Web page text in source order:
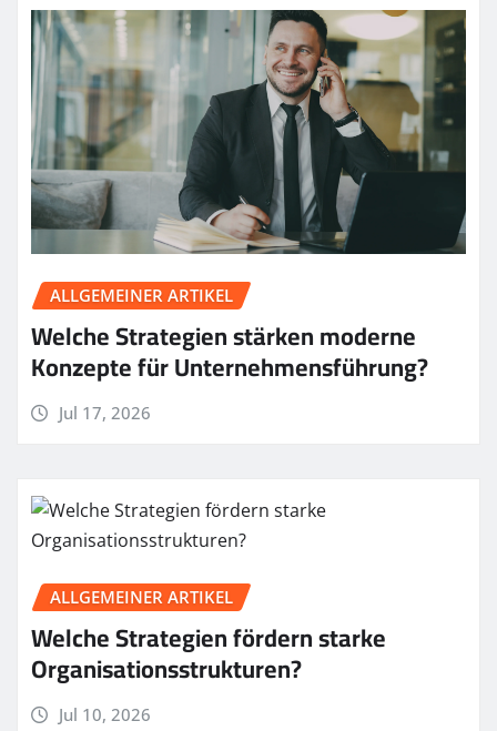
ALLGEMEINER ARTIKEL
Welche Strategien stärken moderne
Konzepte für Unternehmensführung?
Jul 17, 2026
ALLGEMEINER ARTIKEL
Welche Strategien fördern starke
Organisationsstrukturen?
Jul 10, 2026